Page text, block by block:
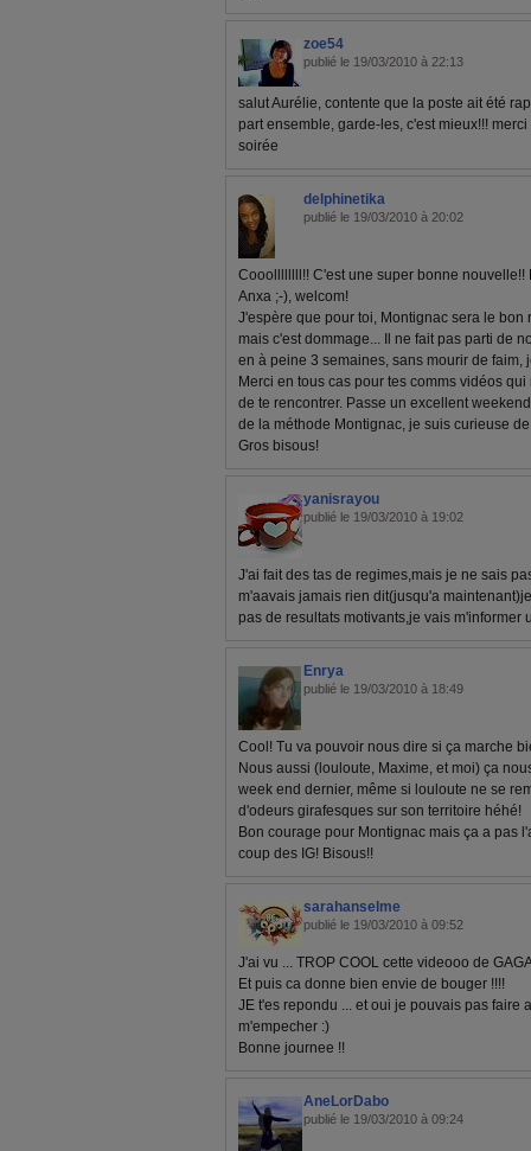
zoe54
publié le 19/03/2010 à 22:13
salut Aurélie, contente que la poste ait été
part ensemble, garde-les, c'est mieux!!!
soirée
delphinetika
publié le 19/03/2010 à 20:02
Cooollllllll!! C'est une super bonne nouvelle!!
Anxa ;-), welcom!
J'espère que pour toi, Montignac sera le bon
mais c'est dommage... Il ne fait pas parti de
en à peine 3 semaines, sans mourir de faim,
Merci en tous cas pour tes comms vidéos
de te rencontrer. Passe un excellent
de la méthode Montignac, je suis curieuse
Gros bisous!
yanisrayou
publié le 19/03/2010 à 19:02
J'ai fait des tas de regimes,mais je ne sais
m'aavais jamais rien dit(jusqu'a
pas de resultats motivants,je vais m'informer
Enrya
publié le 19/03/2010 à 18:49
Cool! Tu va pouvoir nous dire si ça marche
Nous aussi (louloute, Maxime, et moi) ça
week end dernier, même si louloute ne se
d'odeurs girafesques sur son territoire héhé!
Bon courage pour Montignac mais ça a pas
coup des IG! Bisous!!
sarahanselme
publié le 19/03/2010 à 09:52
J'ai vu ... TROP COOL cette videooo de
Et puis ca donne bien envie de bouger !!!!
JE t'es repondu ... et oui je pouvais pas faire
m'empecher :)
Bonne journee !!
AneLorDabo
publié le 19/03/2010 à 09:24